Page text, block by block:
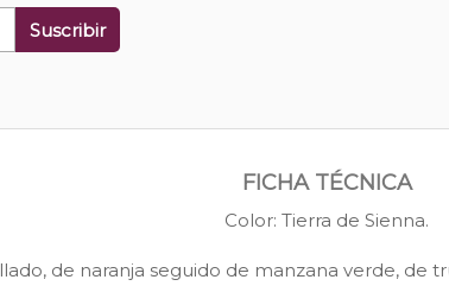
Suscribir
FICHA TÉCNICA
Color: Tierra de Sienna.
de naranja seguido de manzana verde, de